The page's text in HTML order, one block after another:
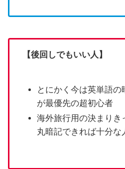
【後回しでもいい人】
とにかく今は英単語の
が最優先の超初心者
海外旅行用の決まりき
丸暗記できれば十分な